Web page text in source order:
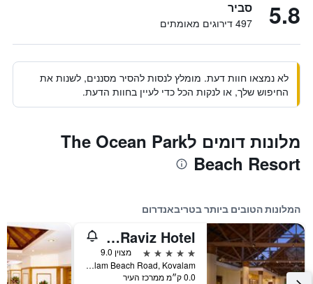
5.8 סביר
497 דירוגים מאומתים
לא נמצאו חוות דעת. מומלץ לנסות להסיר מסננים, לשנות את
החיפוש שלך, או לנקות הכל כדי לעיין בחוות הדעת.
מלונות דומים לThe Ocean Park
Beach Resort
המלונות הטובים ביותר בטריבאנדרום
The Leela Kovalam, A Raviz Hotel
5 כוכבים
מצוין 9.0
Kovalam Beach Road, Kovalam, טריבאנדרום, הודו
0.0 ק״מ ממרכז העיר